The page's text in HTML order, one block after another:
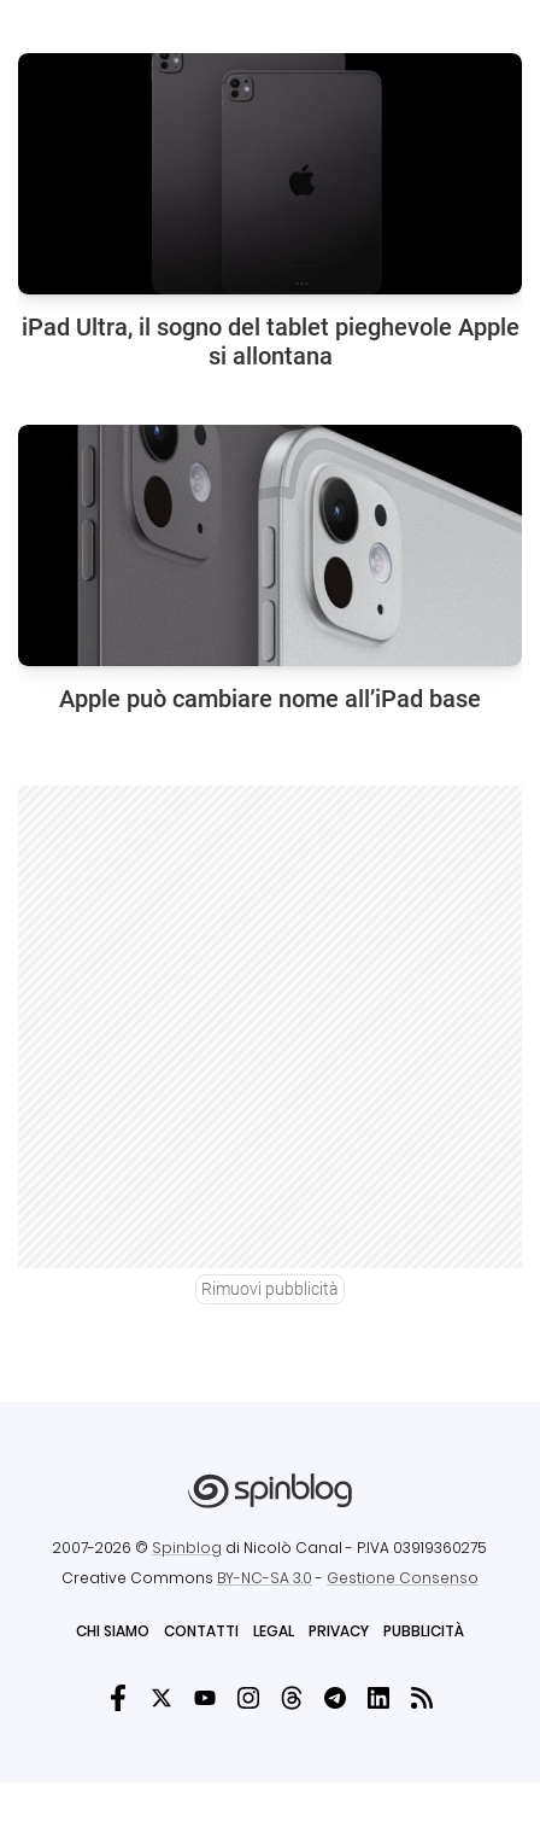
iPad Ultra, il sogno del tablet pieghevole Apple
si allontana
Apple può cambiare nome all’iPad base
Rimuovi pubblicità
2007-2026 © Spinblog di Nicolò Canal - P.IVA 03919360275
Creative Commons BY-NC-SA 3.0- Gestione Consenso
CHI SIAMO CONTATTI LEGAL PRIVACY PUBBLICITÀ